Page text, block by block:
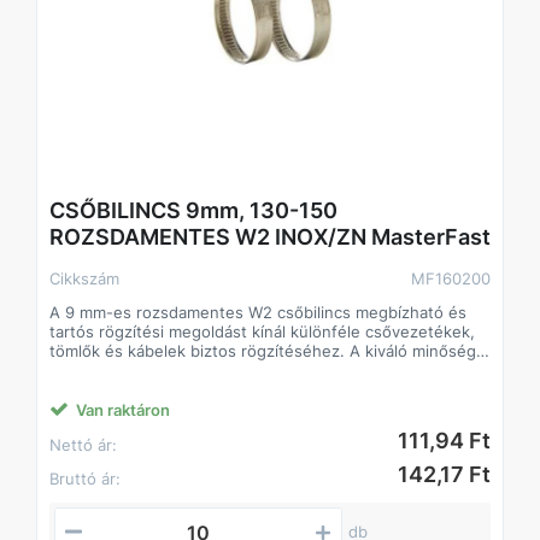
CSŐBILINCS 9mm, 130-150
ROZSDAMENTES W2 INOX/ZN MasterFast
Cikkszám
MF160200
A 9 mm-es rozsdamentes W2 csőbilincs megbízható és
tartós rögzítési megoldást kínál különféle csővezetékek,
tömlők és kábelek biztos rögzítéséhez. A kiváló minőségű
hosszú élettartamot garantál akár kültéri vagy nedves
Főbb jellemzők
• 9 mm-es szorítósáv – optimális stabilitást és nagy
szorítóerőt biztosít
• W2 rozsdamentes acél kivitel – korrózióálló, tartós,
időjárás- és vegyszerálló
Van raktáron
Nettó ár:
111,94 Ft
Bruttó ár: 142,17 Ft
db